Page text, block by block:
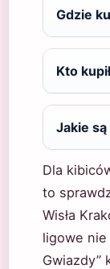
Gdzie
Kto
Jakie
Dla
to
Wisła
ligowe nie
Gwiazdy”